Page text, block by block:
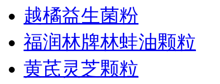
越橘益生菌粉
福润林牌林蛙油颗粒
黄芪灵芝颗粒